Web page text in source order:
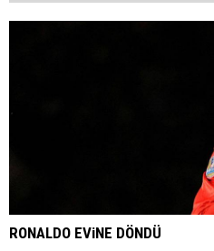
RONALDO EViNE DÖNDÜ